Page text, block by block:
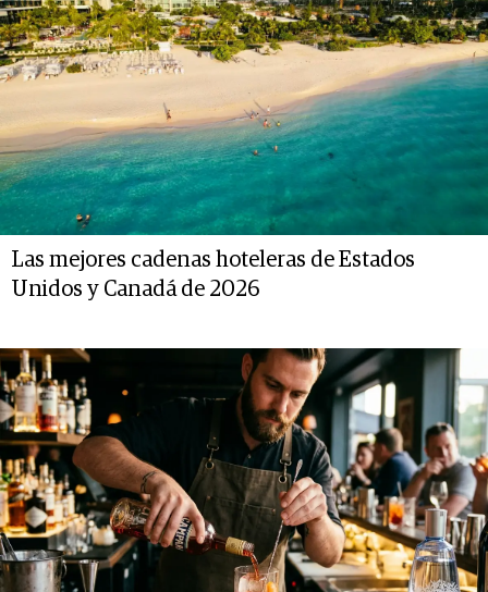
Las mejores cadenas hoteleras de Estados
Unidos y Canadá de 2026